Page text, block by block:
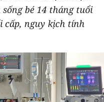
bé 14 tháng tuổi
cấp, nguy kịch tính